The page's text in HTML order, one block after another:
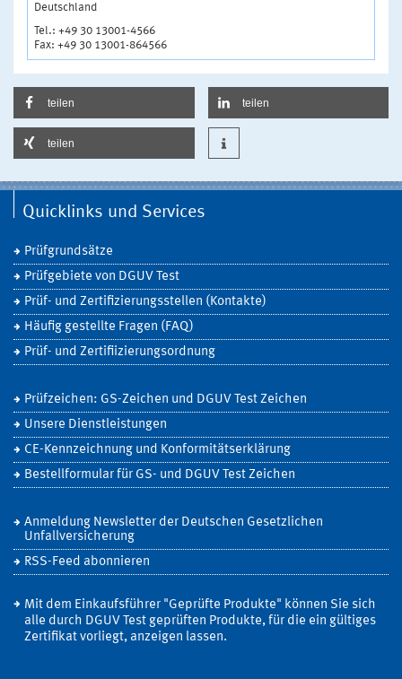
Deutschland
Tel.: +49 30 13001-4566
Fax: +49 30 13001-864566
teilen teilen
teilen
Quicklinks und Services
Prüfgrundsätze
Prüfgebiete von DGUV Test
Prüf- und Zertifizierungsstellen (Kontakte)
Häufig gestellte Fragen (FAQ)
Prüf- und Zertifiizierungsordnung
Prüfzeichen: GS-Zeichen und DGUV Test Zeichen
Unsere Dienstleistungen
CE-Kennzeichnung und Konformitätserklärung
Bestellformular für GS- und DGUV Test Zeichen
Anmeldung Newsletter der Deutschen Gesetzlichen
Unfallversicherung
RSS-Feed abonnieren
Mit dem Einkaufsführer "Geprüfte Produkte" können Sie sich
alle durch DGUV Test geprüften Produkte, für die ein gültiges
Zertifikat vorliegt, anzeigen lassen.